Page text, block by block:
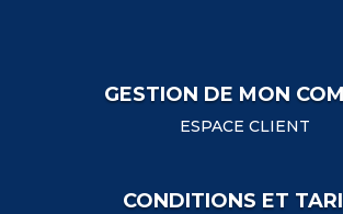
GESTION DE MON
ESPACE CLIENT
CONDITIONS ET